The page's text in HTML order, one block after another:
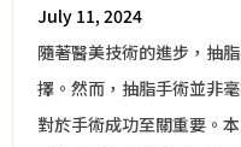
July 11, 2024
隨著醫美技術的進步，抽
擇。然而，抽脂手術並非
對於手術成功至關重要。